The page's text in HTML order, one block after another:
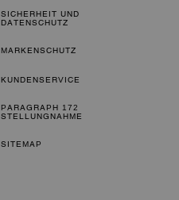
SICHERHEIT UND
DATENSCHUTZ
MARKENSCHUTZ
KUNDENSERVICE
PARAGRAPH 172
STELLUNGNAHME
SITEMAP